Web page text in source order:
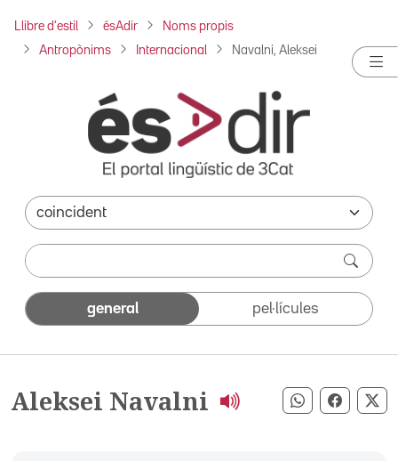
Llibre d'estil ésAdir Noms propis
Antropònims Internacional Navalni, Aleksei
general pel·lícules
Aleksei Navalni Compartir